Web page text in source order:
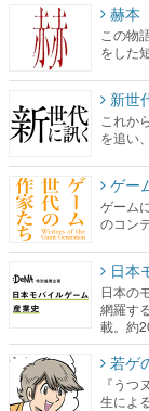
赫本
この物
をした
新世
これか
を追い
ゲー
ゲーム
のコン
日本
日本の
網羅す
載。約
若ゲ
『う
生によ